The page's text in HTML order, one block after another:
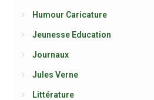
Humour Caricature
Jeunesse Education
Journaux
Jules Verne
Littérature